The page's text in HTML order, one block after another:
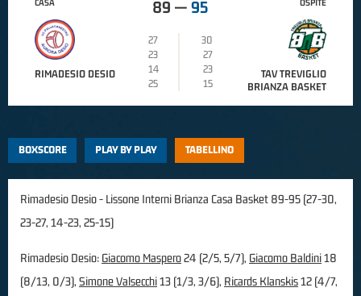
RIMADESIO DESIO
89 — 95
27
30
23
27
14
23
25
15
TAV TREVIGLIO
BRIANZA BASKET
BOXSCORE PLAY BY PLAY TABELLINO
Rimadesio Desio - Lissone Interni Brianza Casa Basket 89-95 (27-30,
23-27, 14-23, 25-15)
Rimadesio Desio: Giacomo Maspero24 (2/5, 5/7), Giacomo Baldini18
(8/13, 0/3), Simone Valsecchi13 (1/3, 3/6), Ricards Klanskis12 (4/7,